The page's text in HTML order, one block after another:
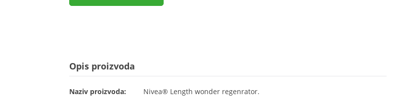
Opis proizvoda
Naziv proizvoda:
Nivea® Length wonder regenrator.